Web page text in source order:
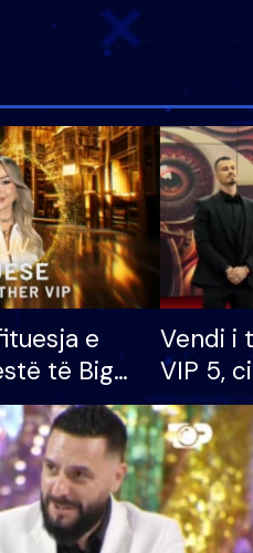
e
të Big
prej 100
Vendi i
VIP 5,
radhës